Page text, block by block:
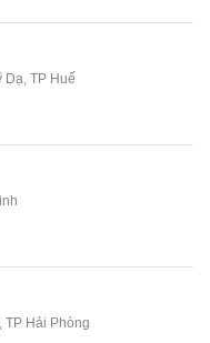
TP Huế
Hải Phòng